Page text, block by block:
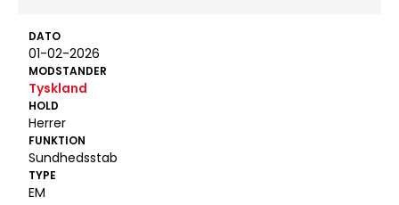
DATO
01-02-2026
MODSTANDER
Tyskland
HOLD
Herrer
FUNKTION
Sundhedsstab
TYPE
EM